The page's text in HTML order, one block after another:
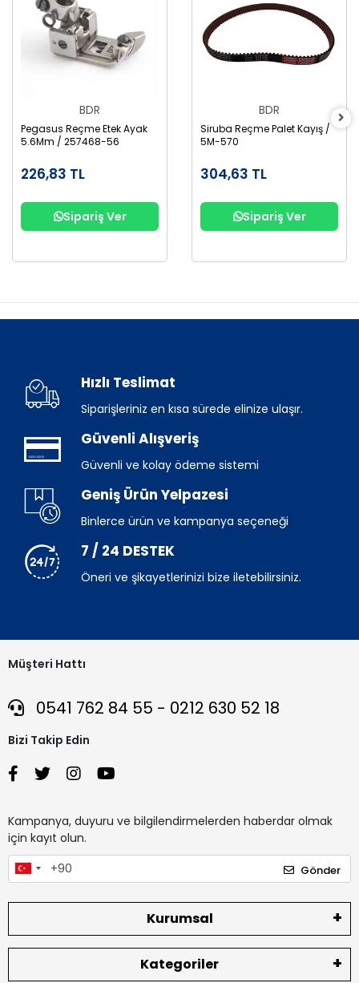
BDR
Pegasus Reçme Etek Ayak
5.6Mm / 257468-56
226,83 TL
Sipariş Ver
BDR
Siruba Reçme Palet Kayış /
5M-570
304,63 TL
Sipariş Ver
Hızlı Teslimat
Siparişleriniz en kısa sürede elinize ulaşır.
Güvenli Alışveriş
Güvenli ve kolay ödeme sistemi
Geniş Ürün Yelpazesi
Binlerce ürün ve kampanya seçeneği
7 / 24 DESTEK
Öneri ve şikayetlerinizi bize iletebilirsiniz.
Müşteri Hattı
0541 762 84 55 - 0212 630 52 18
Bizi Takip Edin
Kampanya, duyuru ve bilgilendirmelerden haberdar olmak
için kayıt olun.
Gönder
Kurumsal
Kategoriler